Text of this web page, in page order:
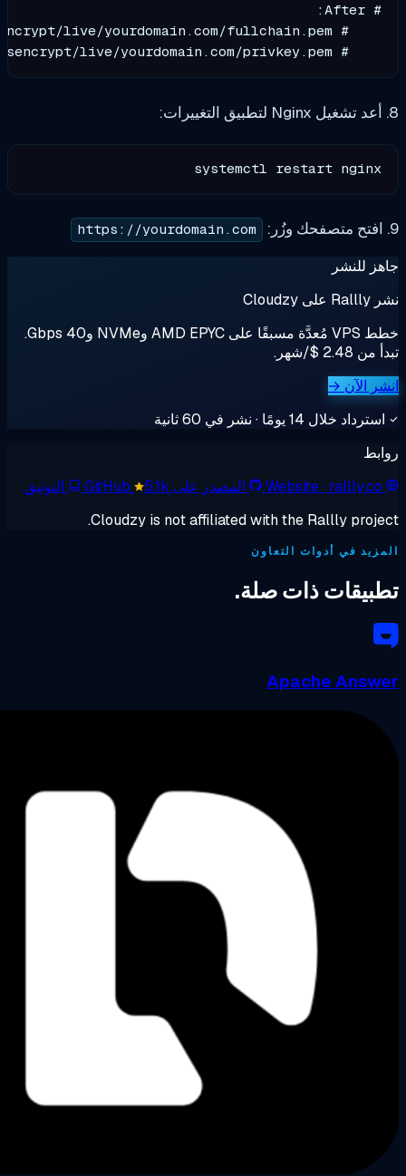
# After:
systemctl restart
https://yourdomain.com
خطط VPS مُعدَّة مسبقًا على AMD EPYC وNVMe و40 Gbps.
→
في 60 ثانية
Website· المصدر على GitHub5.1k
التوثيق
Cloudzy is not affiliated with the
التعاون
ذات صلة.
Apache